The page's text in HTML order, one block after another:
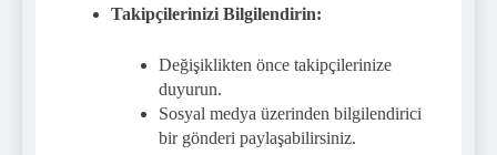
Takipçilerinizi Bilgilendirin:
Değişiklikten önce takipçilerinize
duyurun.
Sosyal medya üzerinden bilgilendirici
bir gönderi paylaşabilirsiniz.